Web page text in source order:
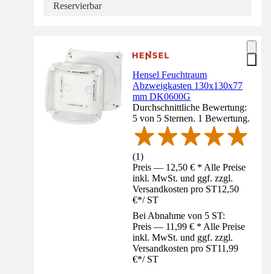
Reservierbar
Hensel Feuchtraum
Abzweigkasten 130x130x77
mm DK0600G
Durchschnittliche Bewertung:
5 von 5 Sternen. 1 Bewertung.
(1)
Preis — 12,50 € * Alle Preise
inkl. MwSt. und ggf. zzgl.
Versandkosten pro ST12,50
€*/ ST
Bei Abnahme von 5 ST:
Preis — 11,99 € * Alle Preise
inkl. MwSt. und ggf. zzgl.
Versandkosten pro ST11,99
€*/ ST